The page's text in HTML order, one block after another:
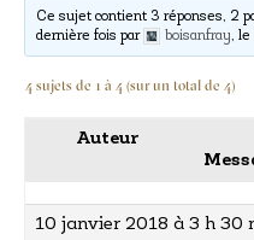
Ce sujet contient 3 réponses, 2
dernière fois par
boisanfray, le
4 sujets de 1 à 4 (sur un total de 4)
Auteur
10 janvier 2018 à 3 h 30